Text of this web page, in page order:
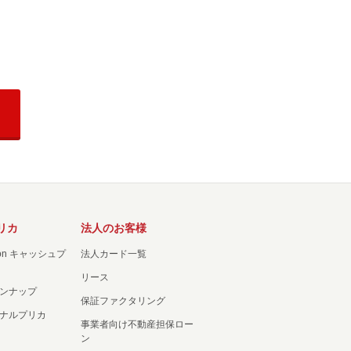
カ
キャッシュプ
ナップ
ルプリカ
法人のお客様
法人カード一覧
リース
保証ファクタリング
事業者向け不動産担保ロー
ン